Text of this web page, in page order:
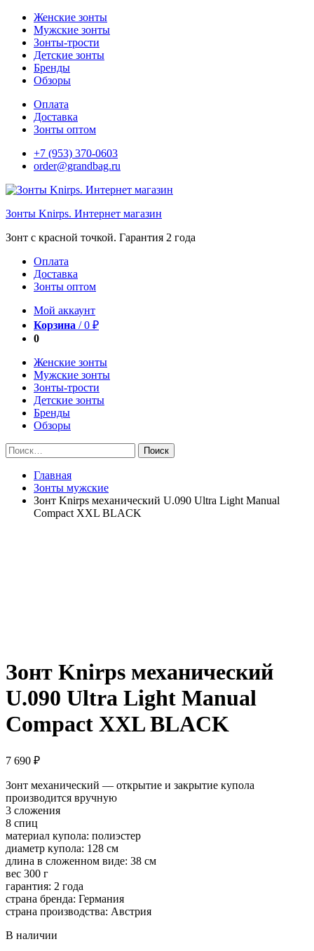
Перейти
содержимому
Женские зонты
Мужские зонты
Зонты-трости
Детские зонты
Бренды
Обзоры
Оплата
Доставка
Зонты оптом
+7 (953) 370-0603
order@grandbag.ru
Зонты Knirps. Интернет магазин
Зoнт с красной точкой. Гарантия 2 года
Оплата
Доставка
Зонты оптом
Мой аккаунт
Корзина /0 ₽
0
Женские зонты
Мужские зонты
Зонты-трости
Детские зонты
Бренды
Обзоры
Найти:
Главная
Зонты мужские
Зонт Knirps механический U.090 Ultra Light Manual
Compact XXL BLACK
Зонт Knirps механический
U.090 Ultra Light Manual
Compact XXL BLACK
7 690 ₽
Зонт механический — открытие и закрытие купола
производится вручную
3 сложения
8 спиц
материал купола: полиэстер
диаметр купола: 128 см
длина в сложенном виде: 38 см
вес 300 г
гарантия: 2 года
страна бренда: Германия
страна производства: Австрия
В наличии